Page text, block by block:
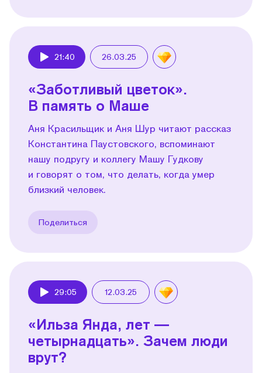
21:40 26.03.25
«Заботливый цветок».
В память о Маше
Аня Красильщик и Аня Шур читают рассказ
Константина Паустовского, вспоминают
нашу подругу и коллегу Машу Гудкову
и говорят о том, что делать, когда умер
близкий человек.
Поделиться
29:05 12.03.25
«Ильза Янда, лет —
четырнадцать». Зачем люди
врут?